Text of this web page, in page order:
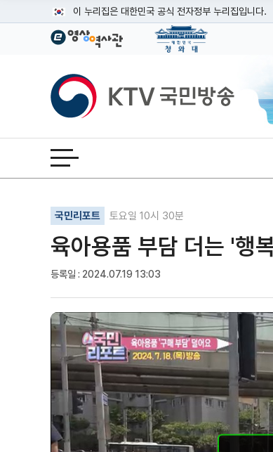
이 누리집은 대한민국 공식 전자정부 누리집입니다.
공식 누리집 주소 확인하기
이밖에 or.kr 또는 .kr등 다른 도메인 주소를 사용하
운영중인 공식 누리집보기
KTV국민방송
전체메뉴 열기
국민리포트 토요일 10시 30분
육아용품 부담 더는 '행
등록일 : 2024.07.19 13:03
기사인쇄
글자확대
글자축소